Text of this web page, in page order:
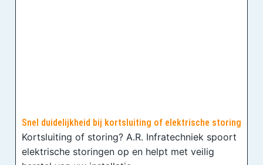
Snel duidelijkheid bij kortsluiting of elektrische storing
Kortsluiting of storing? A.R. Infratechniek spoort
elektrische storingen op en helpt met veilig